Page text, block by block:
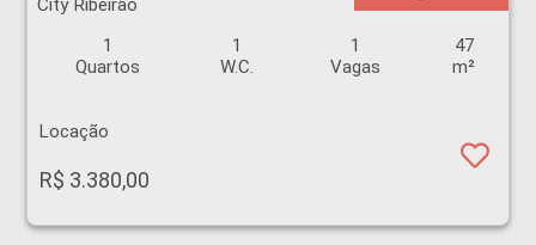
City Ribeirão
1
Quartos
1
W.C.
1
Vagas
47
m²
Locação
R$ 3.380,00